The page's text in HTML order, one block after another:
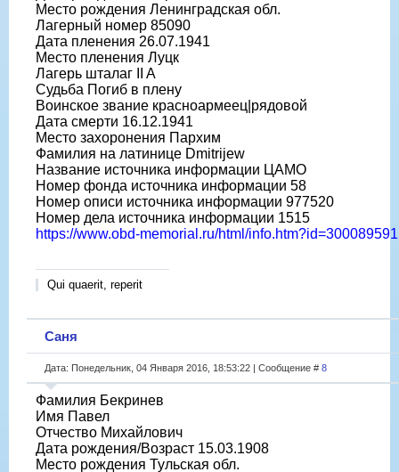
Место рождения Ленинградская обл.
Лагерный номер 85090
Дата пленения 26.07.1941
Место пленения Луцк
Лагерь шталаг II A
Судьба Погиб в плену
Воинское звание красноармеец|рядовой
Дата смерти 16.12.1941
Место захоронения Пархим
Фамилия на латинице Dmitrijew
Название источника информации ЦАМО
Номер фонда источника информации 58
Номер описи источника информации 977520
Номер дела источника информации 1515
https://www.obd-memorial.ru/html/info.htm?id=300089591
Qui quaerit, reperit
Саня
Дата: Понедельник, 04 Января 2016, 18:53:22 | Сообщение # 8
Фамилия Бекринев
Имя Павел
Отчество Михайлович
Дата рождения/Возраст 15.03.1908
Место рождения Тульская обл.